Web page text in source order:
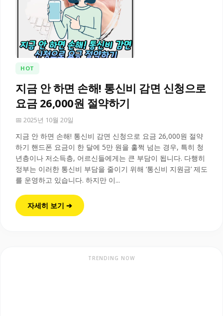
HOT
지금 안 하면 손해! 통신비 감면 신청으로
요금 26,000원 절약하기
📅 2025년 10월 20일
지금 안 하면 손해! 통신비 감면 신청으로 요금 26,000원 절약
하기 핸드폰 요금이 한 달에 5만 원을 훌쩍 넘는 경우, 특히 청
년층이나 저소득층, 어르신들에게는 큰 부담이 됩니다. 다행히
정부는 이러한 통신비 부담을 줄이기 위해 ‘통신비 지원금’ 제도
를 운영하고 있습니다. 하지만 이...
자세히 보기 ➔
TRENDING NOW